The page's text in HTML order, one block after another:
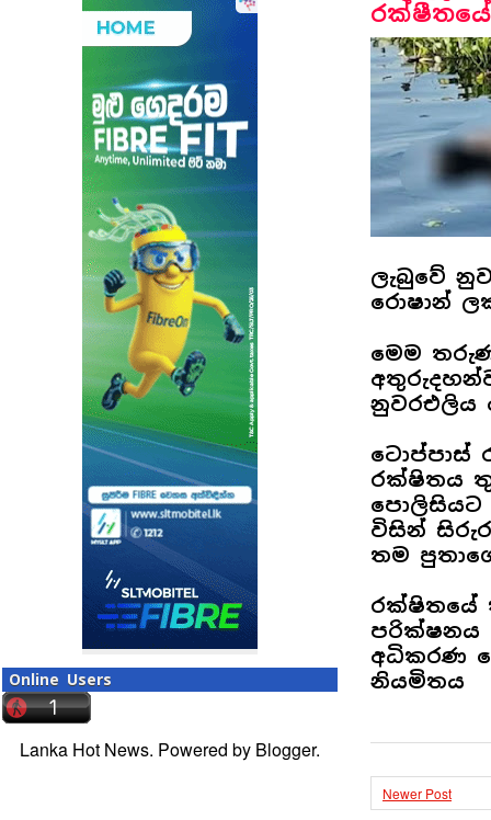
Online Users
Lanka Hot News. Powered by Blogger.
ලැබුවේ
රොෂාන්
මෙම
නුවරඑලිය
ටොප්පාස්
රක්ෂිතය
පොලිසියට
විසින්
තම
රක්ෂිතයේ
පරික්ෂනය
අධිකරණ
නියමිතය
Newer Post